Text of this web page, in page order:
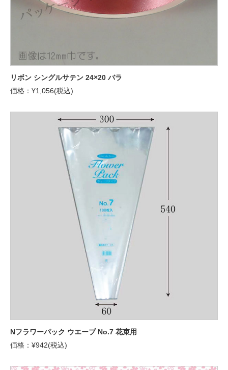
リボン シングルサテン 24×20 バラ
価格：¥1,056(税込)
Nフラワーパック ウエーブ No.7 花束用
価格：¥942(税込)